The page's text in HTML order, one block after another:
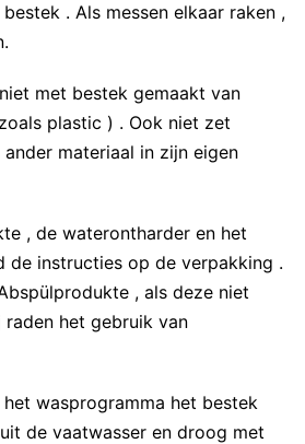
. Als messen elkaar raken ,
met bestek gemaakt van
plastic ) . Ook niet zet
materiaal in zijn eigen
, de waterontharder en het
de instructies op de verpakking .
, als deze niet
het gebruik van
wasprogramma het bestek
de vaatwasser en droog met